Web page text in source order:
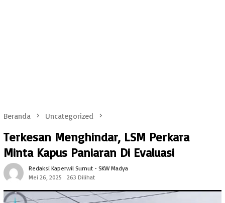
Beranda Uncategorized
Terkesan Menghindar, LSM Perkara
Minta Kapus Paniaran Di Evaluasi
Redaksi Kaperwil Sumut - SKW Madya
Mei 26, 2025
263 Dilihat